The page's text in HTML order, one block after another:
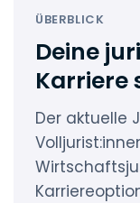
ÜBERBLICK
Deine
Karriere
Der aktuelle